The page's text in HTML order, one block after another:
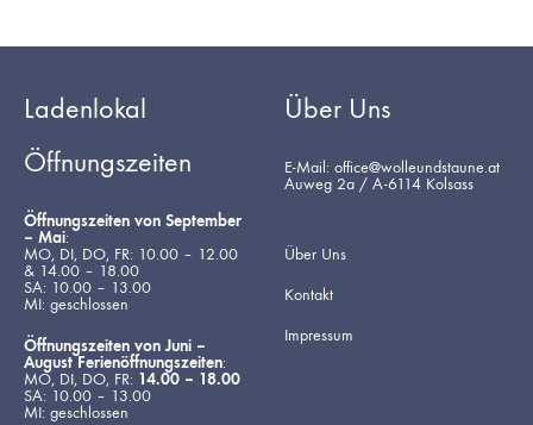
Ladenlokal
Öffnungszeiten
Öffnungszeiten von September
– Mai:
MO, DI, DO, FR: 10.00 – 12.00
& 14.00 – 18.00
SA: 10.00 – 13.00
MI: geschlossen
Öffnungszeiten von Juni –
August Ferienöffnungszeiten:
MO, DI, DO, FR: 14.00 – 18.00
SA: 10.00 – 13.00
MI: geschlossen
Über Uns
E-Mail: office@wolleundstaune.at
Auweg 2a / A-6114 Kolsass
Über Uns
Kontakt
Impressum